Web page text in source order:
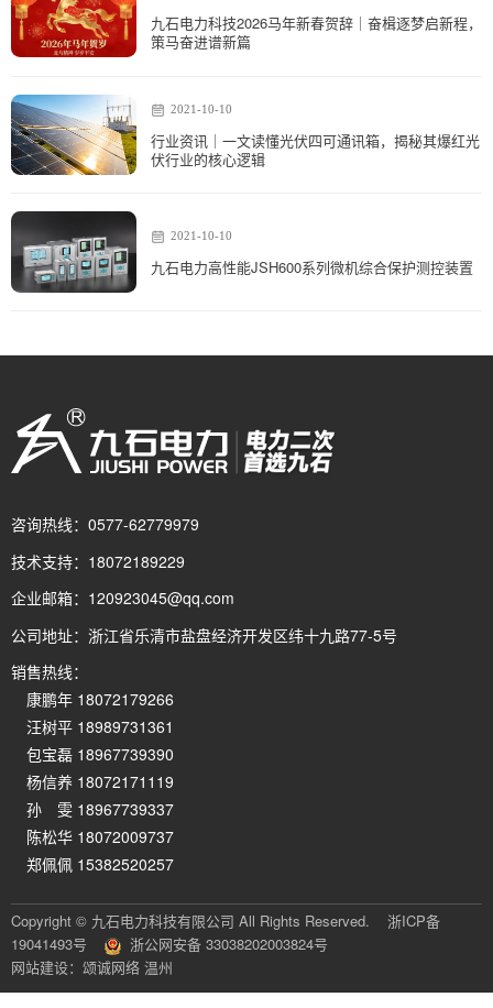
九石电力科技2026马年新春贺辞｜奋楫逐梦启新程，
策马奋进谱新篇
2021-10-10
行业资讯｜一文读懂光伏四可通讯箱，揭秘其爆红光
伏行业的核心逻辑
2021-10-10
九石电力高性能JSH600系列微机综合保护测控装置
咨询热线： 0577-62779979
技术支持： 18072189229
企业邮箱： 120923045@qq.com
公司地址： 浙江省乐清市盐盘经济开发区纬十九路77-5号
销售热线：
康鹏年 18072179266
汪树平 18989731361
包宝磊 18967739390
杨信养 18072171119
孙 雯 18967739337
陈松华 18072009737
郑佩佩 15382520257
Copyright © 九石电力科技有限公司 All Rights Reserved.
浙ICP备
19041493号
浙公网安备 33038202003824号
网站建设：颂诚网络 温州